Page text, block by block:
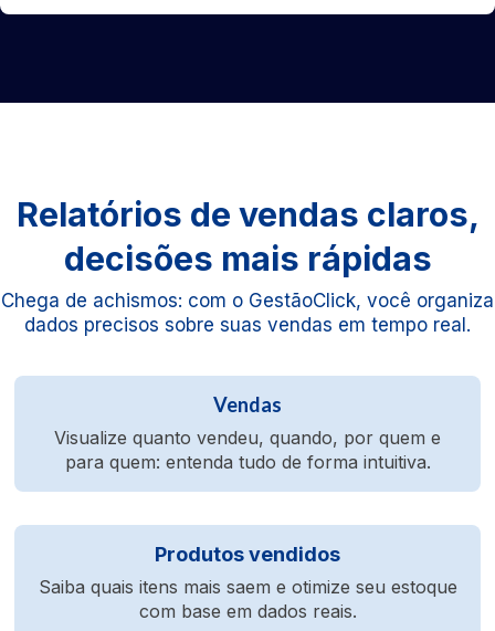
Relatórios de vendas claros,
decisões mais rápidas
Chega de achismos: com o GestãoClick, você organiza
dados precisos sobre suas vendas em tempo real.
Vendas
Visualize quanto vendeu, quando, por quem e
para quem: entenda tudo de forma intuitiva.
Produtos vendidos
Saiba quais itens mais saem e otimize seu estoque
com base em dados reais.